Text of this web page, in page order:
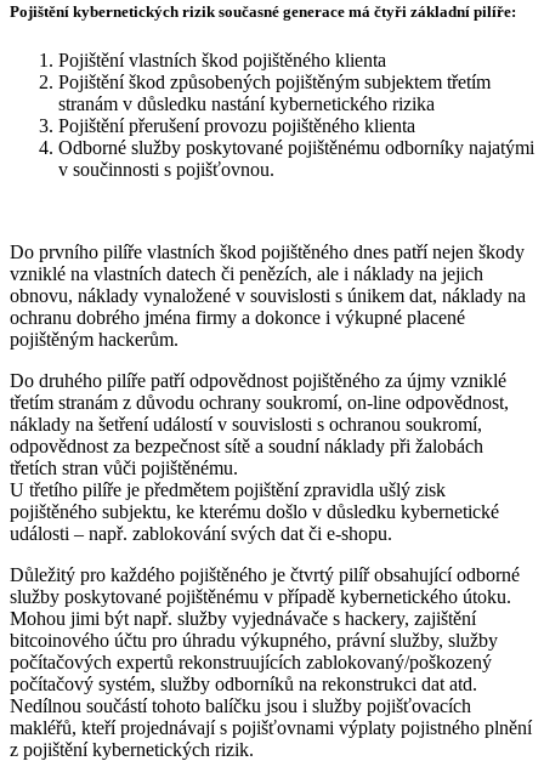
Pojištění kybernetických rizik současné generace má čtyři základní pilíře:
Pojištění vlastních škod pojištěného klienta
Pojištění škod způsobených pojištěným subjektem třetím
stranám v důsledku nastání kybernetického rizika
Pojištění přerušení provozu pojištěného klienta
Odborné služby poskytované pojištěnému odborníky najatými
v součinnosti s pojišťovnou.
Do prvního pilíře vlastních škod pojištěného dnes patří nejen škody
vzniklé na vlastních datech či penězích, ale i náklady na jejich
obnovu, náklady vynaložené v souvislosti s únikem dat, náklady na
ochranu dobrého jména firmy a dokonce i výkupné placené
pojištěným hackerům.
Do druhého pilíře patří odpovědnost pojištěného za újmy vzniklé
třetím stranám z důvodu ochrany soukromí, on-line odpovědnost,
náklady na šetření událostí v souvislosti s ochranou soukromí,
odpovědnost za bezpečnost sítě a soudní náklady při žalobách
třetích stran vůči pojištěnému.
U třetího pilíře je předmětem pojištění zpravidla ušlý zisk
pojištěného subjektu, ke kterému došlo v důsledku kybernetické
události – např. zablokování svých dat či e-shopu.
Důležitý pro každého pojištěného je čtvrtý pilíř obsahující odborné
služby poskytované pojištěnému v případě kybernetického útoku.
Mohou jimi být např. služby vyjednávače s hackery, zajištění
bitcoinového účtu pro úhradu výkupného, právní služby, služby
počítačových expertů rekonstruujících zablokovaný/poškozený
počítačový systém, služby odborníků na rekonstrukci dat atd.
Nedílnou součástí tohoto balíčku jsou i služby pojišťovacích
makléřů, kteří projednávají s pojišťovnami výplaty pojistného plnění
z pojištění kybernetických rizik.